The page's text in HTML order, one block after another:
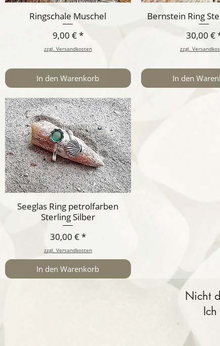
Ringschale Muschel
Preis
9,00 €
zzgl. Versandkosten
In den Warenkorb
Bernstein Ring
Preis
30,00 €
zzgl.
In den
Seeglas Ring petrolfarben
Sterling Silber
Preis
30,00 €
zzgl. Versandkosten
In den Warenkorb
Nicht